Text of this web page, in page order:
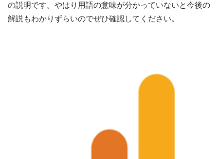
の説明です。やはり用語の意味が分かっていないと今後の
解説もわかりずらいのでぜひ確認してください。